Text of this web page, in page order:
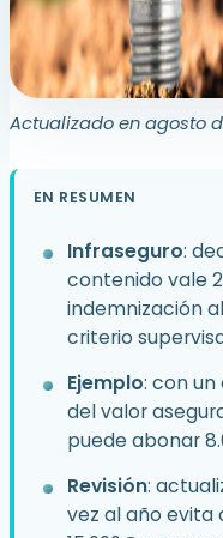
Actualizado en agosto
EN RESUMEN
Infraseguro:
contenido vale
indemnización
criterio
Ejemplo: con un
del valor
puede abonar
Revisión:
vez al año evita